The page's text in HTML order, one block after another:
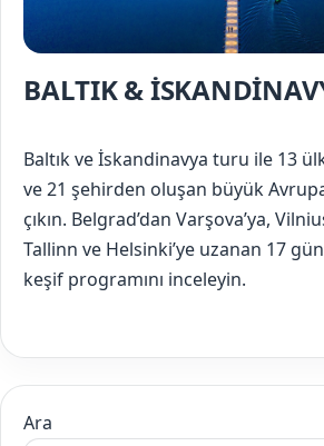
BALTIK &
Baltık ve İskandinavya turu ile 13
ve 21 şehirden oluşan büyük
çıkın. Belgrad’dan Varşova’ya,
Tallinn ve Helsinki’ye uzanan 17
keşif programını inceleyin.
Ara